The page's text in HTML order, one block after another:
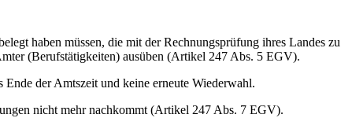
haben müssen, die mit der Rechnungsprüfung ihres Landes zu
(Berufstätigkeiten) ausüben (Artikel 247 Abs. 5 EGV).
der Amtszeit und keine erneute Wiederwahl.
nicht mehr nachkommt (Artikel 247 Abs. 7 EGV).